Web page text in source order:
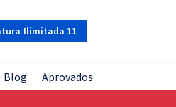
Ilimitada 11
Blog Aprovados